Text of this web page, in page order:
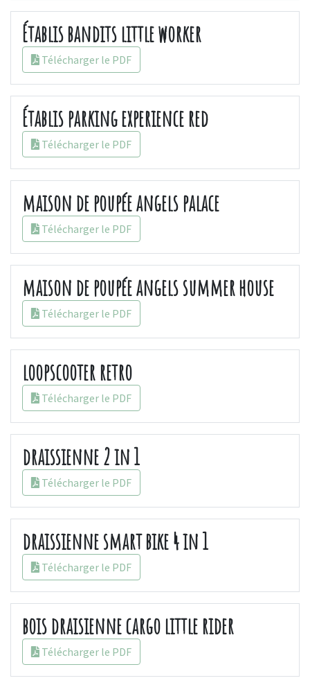
Établis bandits little worker
Télécharger le PDF
Établis parking experience red
Télécharger le PDF
maison de poupée angels palace
Télécharger le PDF
maison de poupée angels summer house
Télécharger le PDF
loopscooter retro
Télécharger le PDF
draissienne 2 in 1
Télécharger le PDF
draissienne smart bike 4 in 1
Télécharger le PDF
bois draisienne cargo little rider
Télécharger le PDF